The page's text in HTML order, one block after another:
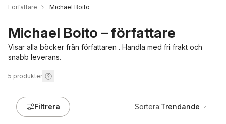
Författare Michael Boito
Michael Boito – författare
Visar alla böcker från författaren . Handla med fri frakt och
snabb leverans.
5 produkter
Filtrera Sortera:Trendande